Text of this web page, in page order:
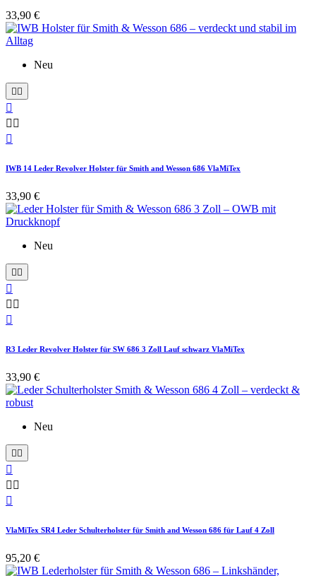
33,90 €
Neu
 

 

IWB 14 Leder Revolver Holster für Smith and Wesson 686 VlaMiTex
33,90 €
Neu
 

 

R3 Leder Revolver Holster für SW 686 3 Zoll Lauf schwarz VlaMiTex
33,90 €
Neu
 

 

VlaMiTex SR4 Leder Schulterholster für Smith and Wesson 686 für Lauf 4 Zoll
95,20 €